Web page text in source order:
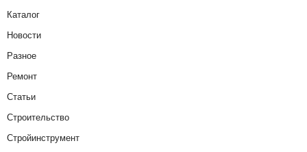
Каталог
Новости
Разное
Ремонт
Статьи
Строительство
Стройинструмент